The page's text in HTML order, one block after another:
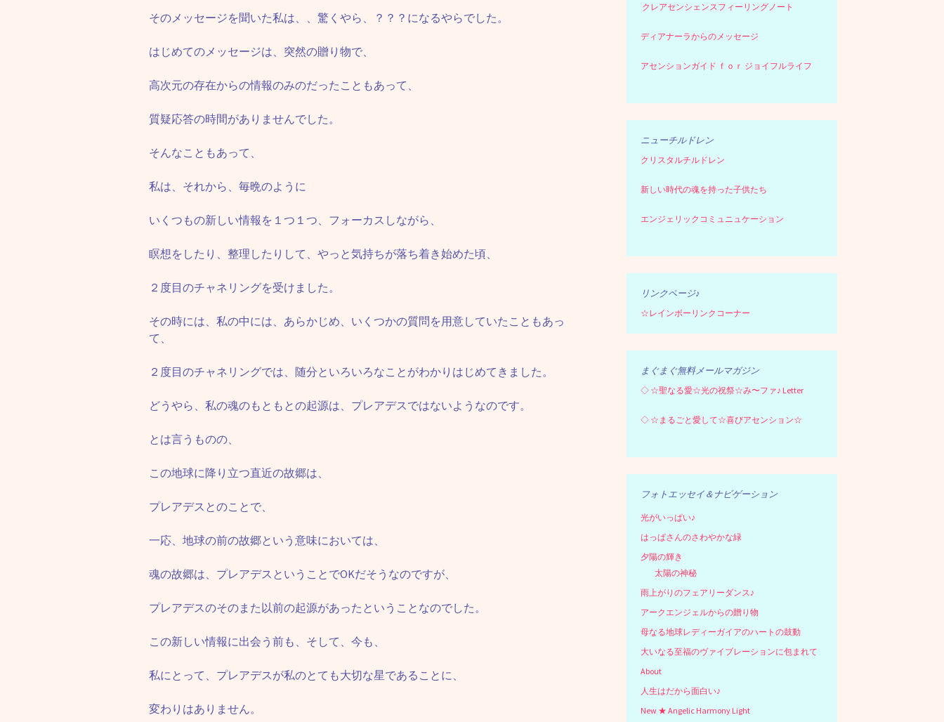
そのメッセージを聞いた私は、、驚くやら、？？？になるやらでした。
はじめてのメッセージは、突然の贈り物で、
高次元の存在からの情報のみのだったこともあって、
質疑応答の時間がありませんでした。
そんなこともあって、
私は、それから、毎晩のように
いくつもの新しい情報を１つ１つ、フォーカスしながら、
瞑想をしたり、整理したりして、やっと気持ちが落ち着き始めた頃、
２度目のチャネリングを受けました。
その時には、私の中には、あらかじめ、いくつかの質問を用意していたこともあっ
て、
２度目のチャネリングでは、随分といろいろなことがわかりはじめてきました。
どうやら、私の魂のもともとの起源は、プレアデスではないようなのです。
とは言うものの、
この地球に降り立つ直近の故郷は、
プレアデスとのことで、
一応、地球の前の故郷という意味においては、
魂の故郷は、プレアデスということでOKだそうなのですが、
プレアデスのそのまた以前の起源があったということなのでした。
この新しい情報に出会う前も、そして、今も、
私にとって、プレアデスが私のとても大切な星であることに、
変わりはありません。
クレアセンシェンスフィーリングノート
ディアナーラからのメッセージ
アセンションガイド ｆｏｒ ジョイフルライフ
ニューチルドレン
クリスタルチルドレン
新しい時代の魂を持った子供たち
エンジェリックコミュニュケーション
リンクページ♪
☆レインボーリンクコーナー
まぐまぐ無料メールマガジン
◇ ☆聖なる愛☆光の祝祭☆み〜ファ♪ Letter
◇ ☆まるごと愛して☆喜びアセンション☆
フォトエッセイ＆ナビゲーション
光がいっぱい♪
はっぱさんのさわやかな緑
夕陽の輝き
太陽の神秘
雨上がりのフェアリーダンス♪
アークエンジェルからの贈り物
母なる地球レディーガイアのハートの鼓動
大いなる至福のヴァイブレーションに包まれて
About
人生はだから面白い♪
New ★ Angelic Harmony Light